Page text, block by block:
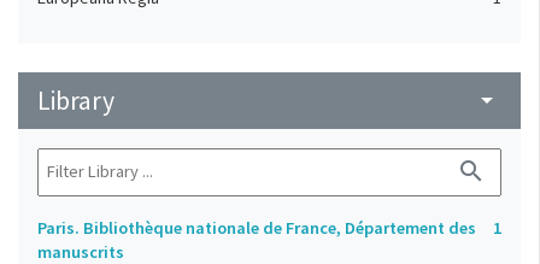
Library arrow_drop_down
search
Paris. Bibliothèque nationale de France, Département des
manuscrits
1